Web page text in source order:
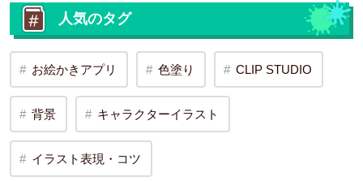
人気のタグ
お絵かきアプリ 色塗り CLIP STUDIO
背景 キャラクターイラスト
イラスト表現・コツ